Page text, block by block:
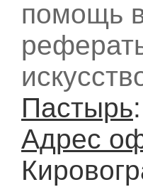
помощь
Пастырь
Адрес